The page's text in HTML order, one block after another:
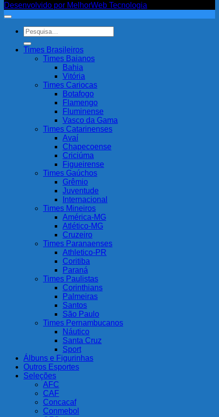
Desenvolvido por MelhorWeb Tecnologia
Pesquisar
por:
Times Brasileiros
Times Baianos
Bahia
Vitória
Times Cariocas
Botafogo
Flamengo
Fluminense
Vasco da Gama
Times Catarinenses
Avaí
Chapecoense
Criciúma
Figueirense
Times Gaúchos
Grêmio
Juventude
Internacional
Times Mineiros
América-MG
Atlético-MG
Cruzeiro
Times Paranaenses
Athletico-PR
Coritiba
Paraná
Times Paulistas
Corinthians
Palmeiras
Santos
São Paulo
Times Pernambucanos
Náutico
Santa Cruz
Sport
Álbuns e Figurinhas
Outros Esportes
Seleções
AFC
CAF
Concacaf
Conmebol